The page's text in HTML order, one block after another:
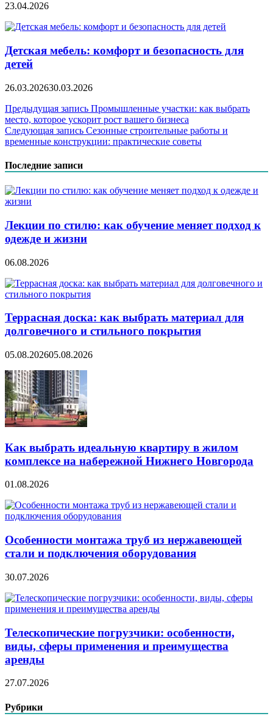
23.04.2026
Детская мебель: комфорт и безопасность для
детей
26.03.202630.03.2026
Навигация
по
записям
Предыдущая запись Промышленные участки: как выбрать
место, которое ускорит рост вашего бизнеса
Следующая запись Сезонные строительные работы и
временные конструкции: практические советы
Последние записи
Лекции по стилю: как обучение меняет подход к
одежде и жизни
06.08.2026
Террасная доска: как выбрать материал для
долговечного и стильного покрытия
05.08.202605.08.2026
Как выбрать идеальную квартиру в жилом
комплексе на набережной Нижнего Новгорода
01.08.2026
Особенности монтажа труб из нержавеющей
стали и подключения оборудования
30.07.2026
Телескопические погрузчики: особенности,
виды, сферы применения и преимущества
аренды
27.07.2026
Рубрики